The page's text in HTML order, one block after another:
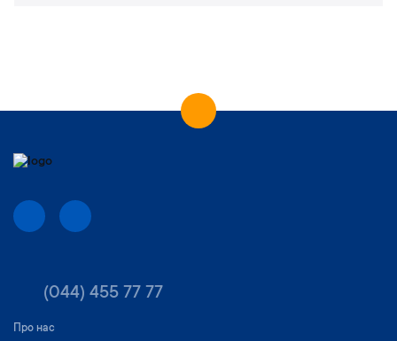
(044) 455 77 77
Про нас